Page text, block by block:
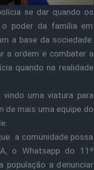
se dar quando os
o poder da família em
a base da sociedade.
a ordem e combater a
quando na realidade
uma viatura para
de mais uma equipe do
a comunidade possa
o Whatsapp do 11º
população a denunciar